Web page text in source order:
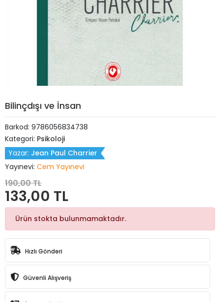
Bilinçdışı ve İnsan
Barkod: 9786056834738
Kategori: Psikoloji
Yazar: Jean Paul Charrier
Yayınevi: Cem Yayınevi
190,00 TL
133,00 TL
Ürün stokta bulunmamaktadır.
Hızlı Gönderi
Güvenli Alışveriş